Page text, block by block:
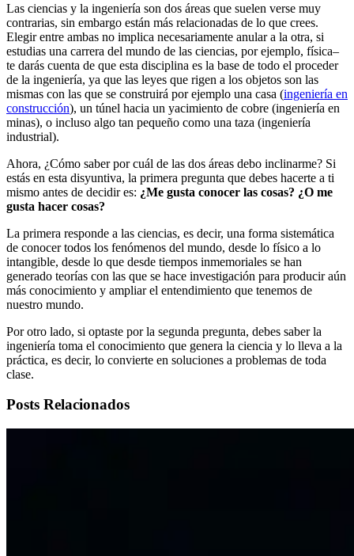
Las ciencias y la ingeniería son dos áreas que suelen verse muy
contrarias, sin embargo están más relacionadas de lo que crees.
Elegir entre ambas no implica necesariamente anular a la otra, si
estudias una carrera del mundo de las ciencias, por ejemplo, física–
te darás cuenta de que esta disciplina es la base de todo el proceder
de la ingeniería, ya que las leyes que rigen a los objetos son las
mismas con las que se construirá por ejemplo una casa (ingeniería en
construcción), un túnel hacia un yacimiento de cobre (ingeniería en
minas), o incluso algo tan pequeño como una taza (ingeniería
industrial).
Ahora, ¿Cómo saber por cuál de las dos áreas debo inclinarme? Si
estás en esta disyuntiva, la primera pregunta que debes hacerte a ti
mismo antes de decidir es: ¿Me gusta conocer las cosas? ¿O me
gusta hacer cosas?
La primera responde a las ciencias, es decir, una forma sistemática
de conocer todos los fenómenos del mundo, desde lo físico a lo
intangible, desde lo que desde tiempos inmemoriales se han
generado teorías con las que se hace investigación para producir aún
más conocimiento y ampliar el entendimiento que tenemos de
nuestro mundo.
Por otro lado, si optaste por la segunda pregunta, debes saber la
ingeniería toma el conocimiento que genera la ciencia y lo lleva a la
práctica, es decir, lo convierte en soluciones a problemas de toda
clase.
Posts Relacionados